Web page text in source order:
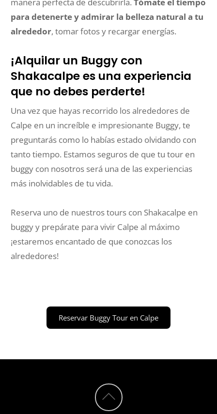
para detenerte y admirar la belleza natural a tu
alrededor, tomar fotos y recargar energías.
¡Alquilar un Buggy con
Shakacalpe es una experiencia
que no debes perderte!
Una vez que hayas recorrido los alrededores de
Calpe en un increíble e impresionante Buggy, te
preguntarás como lo habías estado olvidando con
tanto tiempo. Estamos seguros de que tu tour en
buggy con nosotros será una de las experiencias
más inolvidables de tu vida.
Reserva uno de nuestros tours con Shakacalpe en
buggy y prepárate para vivir Calpe al máximo
¡estaremos encantado de que conozcas los
alrededores!
Reservar Buggy Tour en Calpe